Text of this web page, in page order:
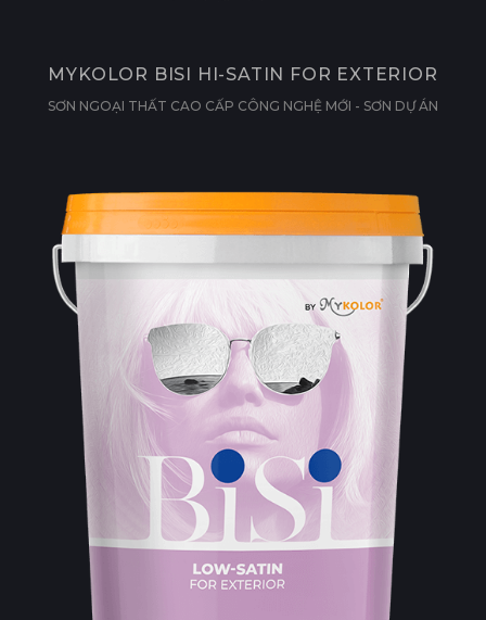
MYKOLOR BISI HI-SATIN FOR EXTERIOR
SƠN NGOẠI THẤT CAO CẤP CÔNG NGHỆ MỚI - SƠN DỰ ÁN